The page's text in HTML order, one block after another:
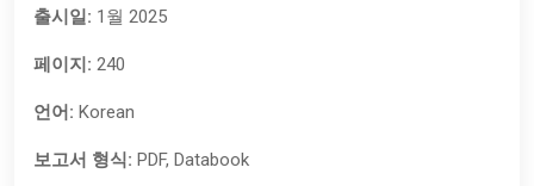
출시일: 1월 2025
페이지: 240
언어: Korean
보고서 형식: PDF, Databook